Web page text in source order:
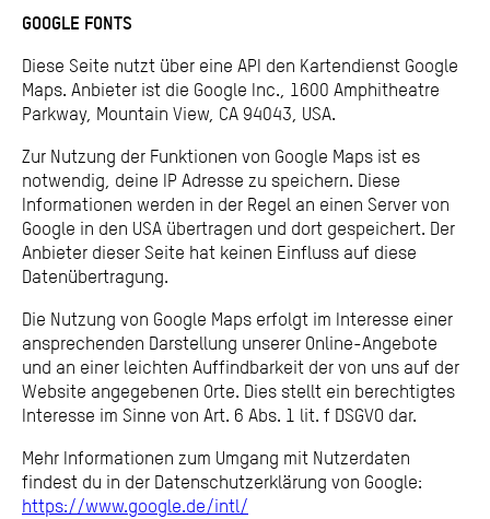
GOOGLE FONTS
Diese Seite nutzt über eine API den Kartendienst Google
Maps. Anbieter ist die Google Inc., 1600 Amphitheatre
Parkway, Mountain View, CA 94043, USA.
Zur Nutzung der Funktionen von Google Maps ist es
notwendig, deine IP Adresse zu speichern. Diese
Informationen werden in der Regel an einen Server von
Google in den USA übertragen und dort gespeichert. Der
Anbieter dieser Seite hat keinen Einfluss auf diese
Datenübertragung.
Die Nutzung von Google Maps erfolgt im Interesse einer
ansprechenden Darstellung unserer Online-Angebote
und an einer leichten Auffindbarkeit der von uns auf der
Website angegebenen Orte. Dies stellt ein berechtigtes
Interesse im Sinne von Art. 6 Abs. 1 lit. f DSGVO dar.
Mehr Informationen zum Umgang mit Nutzerdaten
findest du in der Datenschutzerklärung von Google:
https://www.google.de/intl/